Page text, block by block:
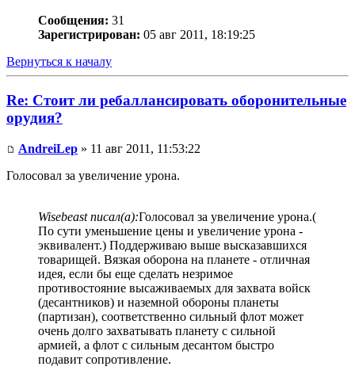
Сообщения: 31
Зарегистрирован: 05 авг 2011, 18:19:25
Вернуться к началу
Re: Стоит ли ребаллансировать оборонительные
орудия?
AndreiLep » 11 авг 2011, 11:53:22
Голосовал за увеличение урона.
Wisebeast писал(а):Голосовал за увеличение урона.(
По сути уменьшение цены и увеличение урона -
эквивалент.) Поддерживаю выше высказавшихся
товарищей. Вязкая оборона на планете - отличная
идея, если бы еще сделать незримое
противостояние высаживаемых для захвата войск
(десантников) и наземной обороны планеты
(партизан), соответственно сильный флот может
очень долго захватывать планету с сильной
армией, а флот с сильным десантом быстро
подавит сопротивление.